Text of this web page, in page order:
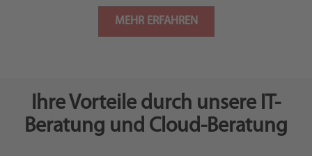
MEHR ERFAHREN
Ihre Vorteile durch unsere IT-
Beratung und Cloud-Beratung